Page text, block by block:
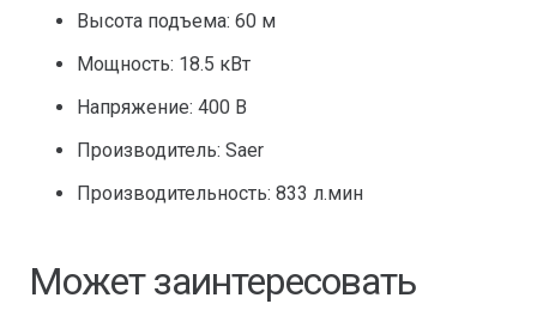
Высота подъема: 60 м
Мощность: 18.5 кВт
Напряжение: 400 В
Производитель: Saer
Производительность: 833 л.мин
Может заинтересовать